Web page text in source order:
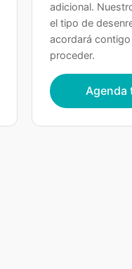
adicional.
el tipo de
acordará
proceder.
Agenda